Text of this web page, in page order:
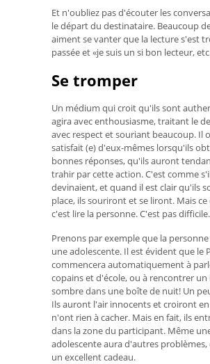
Et n'oubliez pas d'écouter les
le départ du destinataire. Beaucoup
aiment se vanter que la lecture s'est
passée et «je suis un si bon lecteur,
Se tromper
Un médium qui croit qu'ils sont
agira avec enthousiasme, traitant le
avec respect et souriant beaucoup. Il
satisfait (e) d'eux-mêmes lorsqu'ils
bonnes réponses, qu'ils auront
trahir par cette action. C'est comme
devinaient, et quand il est clair qu'ils
place, ils souriront et se liront. Mais
c'est lire la personne. C'est pas difficile.
Prenons par exemple que la
une adolescente. Il est évident que le
commencera automatiquement à
copains et d'école, ou à rencontrer
sombre dans une boîte de nuit! Un
Ils auront l'air innocents et croiront
n'ont rien à cacher. Mais en fait, ils
dans la zone du participant. Même
adolescente aura d'autres problèmes,
un excellent cadeau.